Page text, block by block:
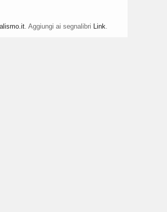
. Aggiungi ai segnalibri Link